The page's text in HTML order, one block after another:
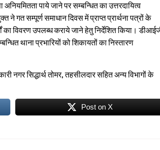
पाये जाने पर सम्बन्धित का उत्तरदायित्व
ने गत सम्पूर्ण समाधान दिवस में प्राप्त प्रार्थना पत्रों के
का विवरण उपलब्ध कराये जाने हेतु निर्देशित किया।
थाना प्रभारियों को शिकायतों का निस्तारण
नगर सिद्धार्थ तोमर,तहसीलदार सहित अन्य विभागों के
Post on X